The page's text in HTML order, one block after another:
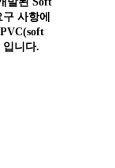
사항에
니다.